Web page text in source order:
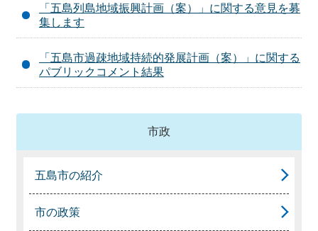
「五島列島地域振興計画（案）」に関する意見を募
集します
「五島市過疎地域持続的発展計画（案）」に関する
パブリックコメント結果
市政
五島市の紹介
市の政策